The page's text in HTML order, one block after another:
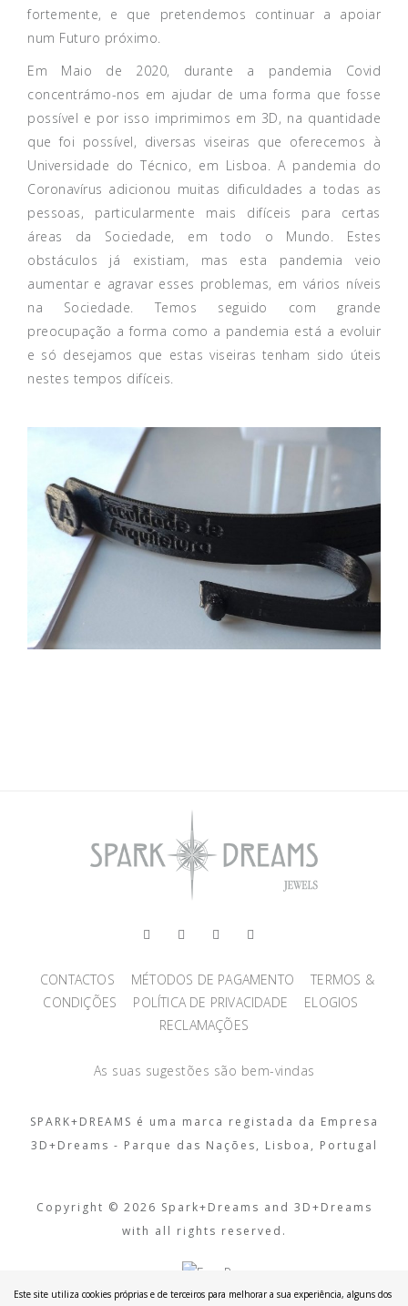
fortemente, e que pretendemos continuar a apoiar
num Futuro próximo.
Em Maio de 2020, durante a pandemia Covid
concentrámo-nos em ajudar de uma forma que fosse
possível e por isso imprimimos em 3D, na quantidade
que foi possível, diversas viseiras que oferecemos à
Universidade do Técnico, em Lisboa. A pandemia do
Coronavírus adicionou muitas dificuldades a todas as
pessoas, particularmente mais difíceis para certas
áreas da Sociedade, em todo o Mundo. Estes
obstáculos já existiam, mas esta pandemia veio
aumentar e agravar esses problemas, em vários níveis
na Sociedade. Temos seguido com grande
preocupação a forma como a pandemia está a evoluir
e só desejamos que estas viseiras tenham sido úteis
nestes tempos difíceis.
CONTACTOS MÉTODOS DE PAGAMENTO
TERMOS &
CONDIÇÕES
POLÍTICA DE PRIVACIDADE
ELOGIOS
RECLAMAÇÕES
As suas sugestões são bem-vindas
SPARK+DREAMS é uma marca registada da Empresa
3D+Dreams - Parque das Nações, Lisboa, Portugal
Copyright © 2026 Spark+Dreams and 3D+Dreams
with all rights reserved.
Este site utiliza cookies próprias e de terceiros para melhorar a sua experiência, alguns dos